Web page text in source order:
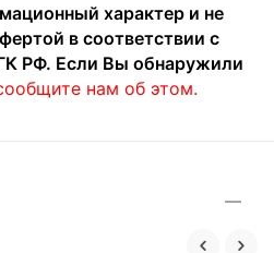
характер и не
в соответствии с
РФ. Если Вы обнаружили
нам об этом.